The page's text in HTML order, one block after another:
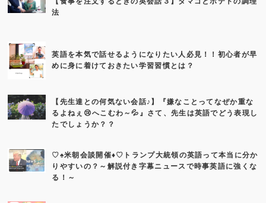
法
英語を本気で話せるようになりたい人必見！！初心者が早
めに身に着けておきたい学習習慣とは？
【先生達との何気ない会話♪】『嫌なことってなぜか重な
るよねぇ😢へこむわ～💦』さて、先生は英語でどう表現し
たでしょうか？？
♡♠米朝会談開催♦♡トランプ大統領の英語って本当に分か
りやすいの？～解説付き字幕ニュースで時事英語に強くな
る！～